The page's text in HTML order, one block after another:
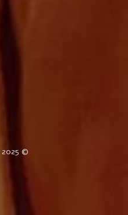
© 2025 שחרזדה -